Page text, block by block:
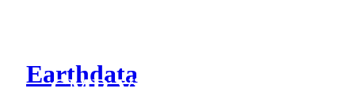
Earthdata